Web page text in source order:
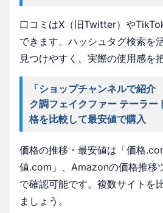
口コミはX（旧Twitter）や
できます。ハッシュタグ検索を
見つけやすく、実際の使用感を
「ショップチャンネルで紹
ク調フェイクファー テーラー
格を比較して最安値で購入
価格の推移・最安値は「価格
値.com」、Amazonの価格推移
で確認可能です。複数サイトを
ましょう。